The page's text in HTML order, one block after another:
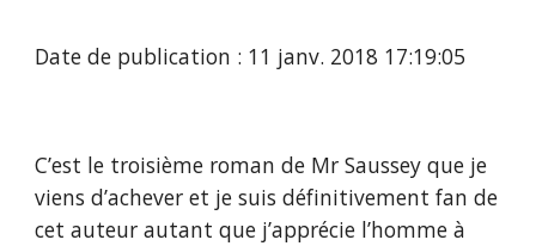
Date de publication : 11 janv. 2018 17:19:05
C’est le troisième roman de Mr Saussey que je
viens d’achever et je suis définitivement fan de
cet auteur autant que j’apprécie l’homme à